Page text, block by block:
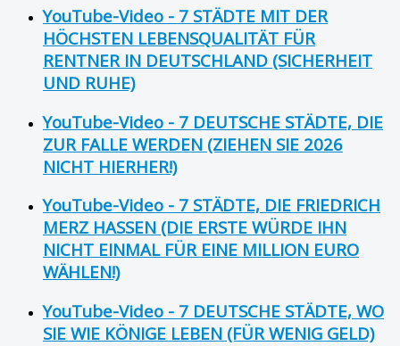
YouTube-Video - 7 STÄDTE MIT DER
HÖCHSTEN LEBENSQUALITÄT FÜR
RENTNER IN DEUTSCHLAND (SICHERHEIT
UND RUHE)
YouTube-Video - 7 DEUTSCHE STÄDTE, DIE
ZUR FALLE WERDEN (ZIEHEN SIE 2026
NICHT HIERHER!)
YouTube-Video - 7 STÄDTE, DIE FRIEDRICH
MERZ HASSEN (DIE ERSTE WÜRDE IHN
NICHT EINMAL FÜR EINE MILLION EURO
WÄHLEN!)
YouTube-Video - 7 DEUTSCHE STÄDTE, WO
SIE WIE KÖNIGE LEBEN (FÜR WENIG GELD)